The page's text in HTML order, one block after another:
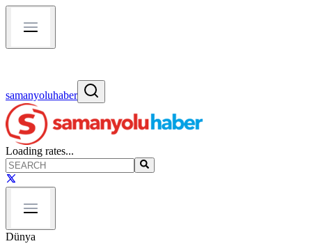
samanyoluhaber
Loading rates...
Dünya